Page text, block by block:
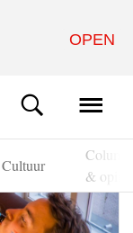
Cultuur
&
OPEN